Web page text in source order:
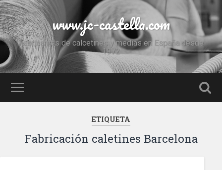
www.jc-castella.com
Fabricantes de calcetines y medias en España desde
1972
ETIQUETA
Fabricación caletines Barcelona